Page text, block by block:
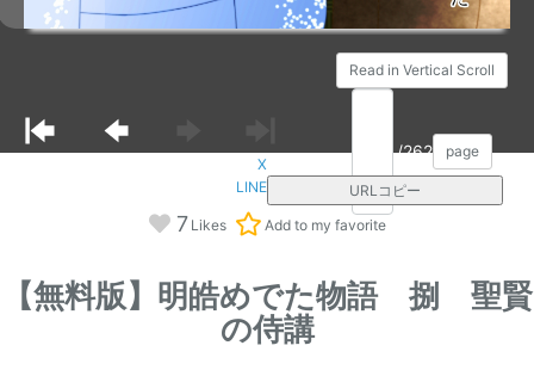
Read in Vertical Scroll
/262 page
X
LINE
URLコピー
7 Likes Add to my favorite
【無料版】明皓めでた物語 捌 聖賢
の侍講